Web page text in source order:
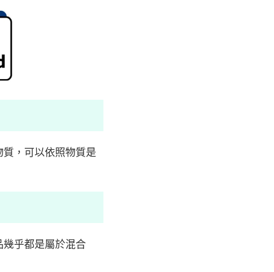
，可以依照物質是
乎都是屬於混合